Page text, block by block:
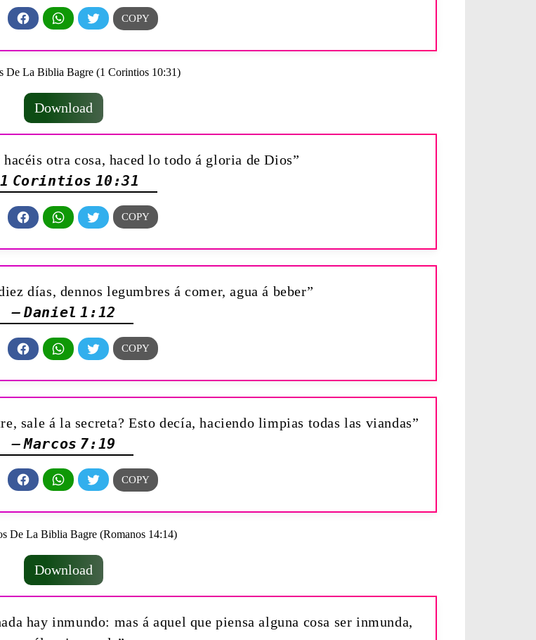
Download
otra cosa, haced lo todo á gloria de Dios”
1 Corintios 10:31
días, dennos legumbres á comer, agua á beber”
— Daniel 1:12
sale á la secreta? Esto decía, haciendo limpias todas las viandas”
— Marcos 7:19
Download
hay inmundo: mas á aquel que piensa alguna cosa ser inmunda,